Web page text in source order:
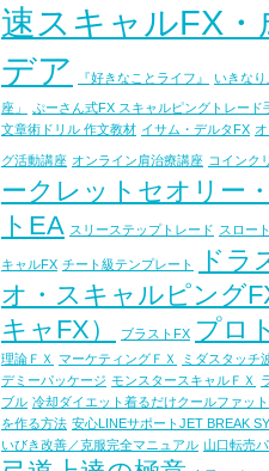
速スキャルFX・
デア
『好きなことライフ』 いきな
座」 ぷーさん式FX スキャルピングトレード
文章術ドリル 作文教材 イサム・デルタFX
グ活動講座 オンライン肩治療講座 コインク
ークレットセオリー
トEA スリーステップトレード スロー
キャルFX チート級テンプレート ドラ
オ・スキャルピング
キャFX）
ブラストFX プロ
理論ＦＸ マーケティングＦＸ
ミダスタッチ
デミーパッケージ モンスタースキャルＦＸ
ブル 冷却ダイエット着るだけクールファッ
を作る方法 安心LINEサポートJET BREAK
いびき改善／克服完全マニュアル 山口転売